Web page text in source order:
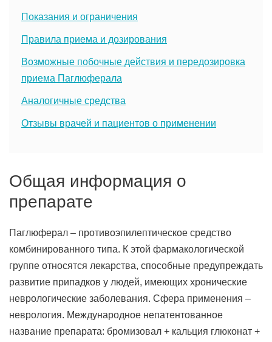
Показания и ограничения
Правила приема и дозирования
Возможные побочные действия и передозировка
приема Паглюферала
Аналогичные средства
Отзывы врачей и пациентов о применении
Общая информация о
препарате
Паглюферал – противоэпилептическое средство
комбинированного типа. К этой фармакологической
группе относятся лекарства, способные предупреждать
развитие припадков у людей, имеющих хронические
неврологические заболевания. Сфера применения –
неврология. Международное непатентованное
название препарата: бромизовал + кальция глюконат +